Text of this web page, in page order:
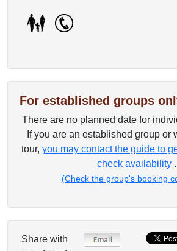
For established groups
There are no planned date for
If you are an established group or
tour, you may contact the guide to
check availability .
(Check the group's booking
Share with